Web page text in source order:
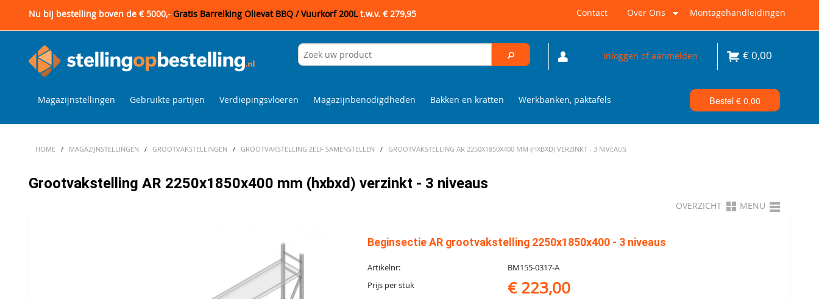
Nu bij bestelling boven de € 5000,- Gratis Barrelking Olievat BBQ / Vuurkorf 200Lt.w.v. € 279,95 Contact Over Ons Montagehandleidingen
Inloggen of aanmelden €0,00
Magazijnstellingen Gebruikte partijen Verdiepingsvloeren Magazijnbenodigdheden Bakken en kratten Werkbanken, paktafels Bestel €0,00
HOME / MAGAZIJNSTELLINGEN / GROOTVAKSTELLINGEN / GROOTVAKSTELLING ZELF SAMENSTELLEN / GROOTVAKSTELLING AR 2250X1850X400 MM (HXBXD) VERZINKT - 3 NIVEAUS
Grootvakstelling AR 2250x1850x400 mm (hxbxd) verzinkt - 3 niveaus
OVERZICHT MENU
Beginsectie AR grootvakstelling 2250x1850x400 - 3 niveaus
Artikelnr:
BM155-0317-A
Prijs per stuk
€ 223,00